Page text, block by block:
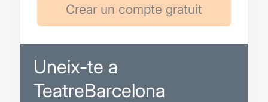
Uneix-te a
TeatreBarcelona